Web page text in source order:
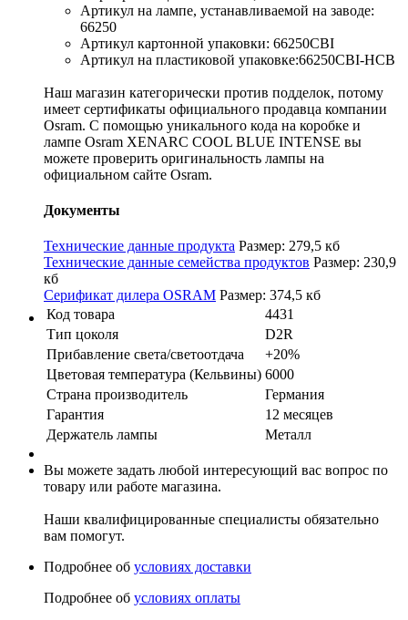
Артикул на лампе, устанавливаемой на заводе:
66250
Артикул картонной упаковки: 66250CBI
Артикул на пластиковой упаковке:66250CBI-HCB
Наш магазин категорически против подделок, потому
имеет сертификаты официального продавца компании
Osram. С помощью уникального кода на коробке и
лампе Osram XENARC COOL BLUE INTENSE вы
можете проверить оригинальность лампы на
официальном сайте Osram.
Документы
Технические данные продукта Размер: 279,5 кб
Технические данные семейства продуктов Размер: 230,9
кб
Серификат дилера OSRAM Размер: 374,5 кб
Код товара
4431
Тип цоколя
D2R
Прибавление света/светоотдача
+20%
Цветовая температура (Кельвины) 6000
Страна производитель
Германия
Гарантия
12 месяцев
Держатель лампы
Металл
Вы можете задать любой интересующий вас вопрос по
товару или работе магазина.
Наши квалифицированные специалисты обязательно
вам помогут.
Подробнее об условиях доставки
Подробнее об условиях оплаты